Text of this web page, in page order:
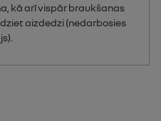
kā arī vispār braukšanas
aizdedzi (nedarbosies